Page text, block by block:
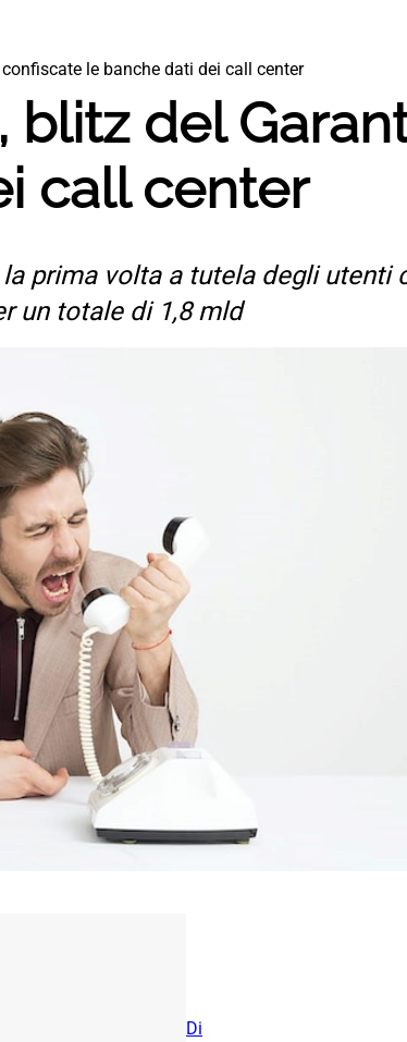
le banche dati dei call center
blitz del
call center
prima volta a tutela degli
un totale di 1,8 mld
Di